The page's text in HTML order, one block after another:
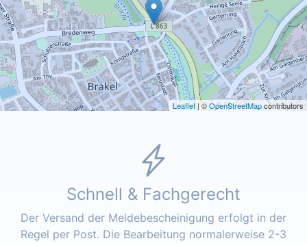
Leaflet| ©OpenStreetMapcontributors
Schnell & Fachgerecht
Der Versand der Meldebescheinigung erfolgt in der
Regel per Post. Die Bearbeitung normalerweise 2-3